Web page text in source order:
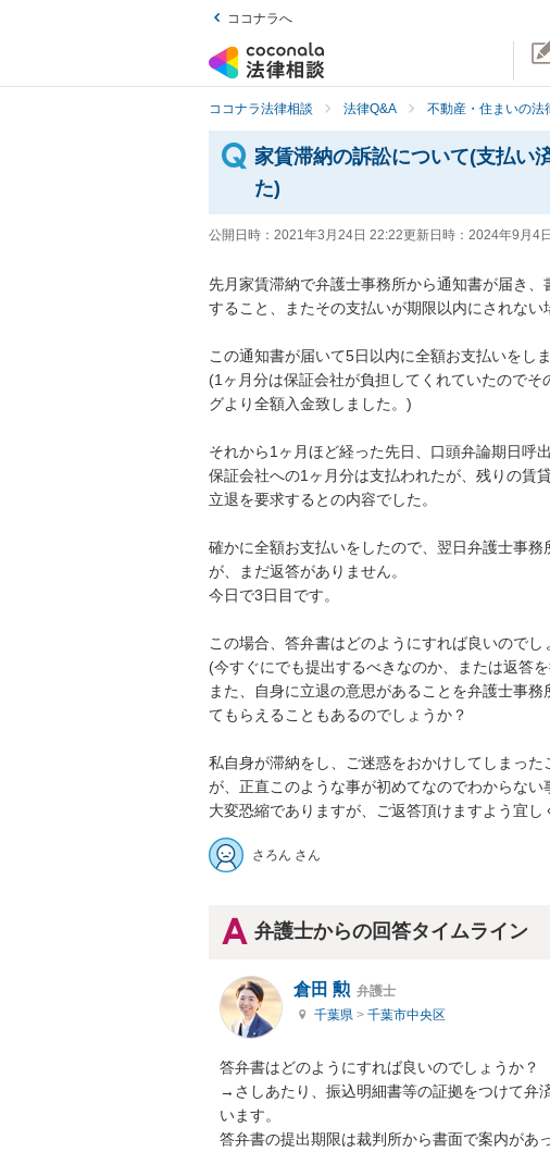
ココナラへ
ココナラ法律相談 法律Q&A 不動産・住まいの法
家賃滞納の訴訟について(支払い
た)
公開日時： 2021年3月24日 22:22更新日時： 2024年9月4
先月家賃滞納で弁護士事務所から通知書が届き
すること、またその支払いが期限以内にされない
この通知書が届いて5日以内に全額お支払いをしま
(1ヶ月分は保証会社が負担してくれていたので
グより全額入金致しました。)
それから1ヶ月ほど経った先日、口頭弁論期日呼
保証会社への1ヶ月分は支払われたが、残りの賃
立退を要求するとの内容でした。
確かに全額お支払いをしたので、翌日弁護士事務
が、まだ返答がありません。
今日で3日目です。
この場合、答弁書はどのようにすれば良いのでし
(今すぐにでも提出するべきなのか、または返答
また、自身に立退の意思があることを弁護士事
てもらえることもあるのでしょうか？
私自身が滞納をし、ご迷惑をおかけしてしまった
が、正直このような事が初めてなのでわからない
大変恐縮でありますが、ご返答頂けますよう宜し
さろん さん
弁護士からの回答タイムライン
倉田 勲 弁護士
千葉県 > 千葉市中央区
答弁書はどのようにすれば良いのでしょうか？
→さしあたり、振込明細書等の証拠をつけて弁
います。
答弁書の提出期限は裁判所から書面で案内があ